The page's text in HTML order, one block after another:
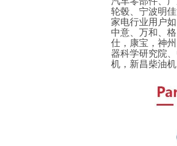
轮毂、宁波明
家电行业用户
中意、万和、
仕，康宝，神
器科学研究院
机，新昌柴油